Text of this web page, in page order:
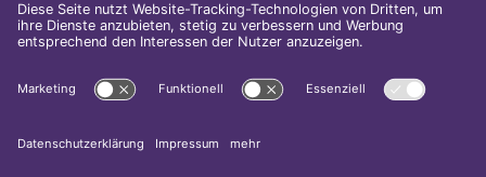
Sie wird wie eine konventionelle Spirale in die Gebärmutterhöhle
eingeführt und sorgt für einen langfristigen und sicheren